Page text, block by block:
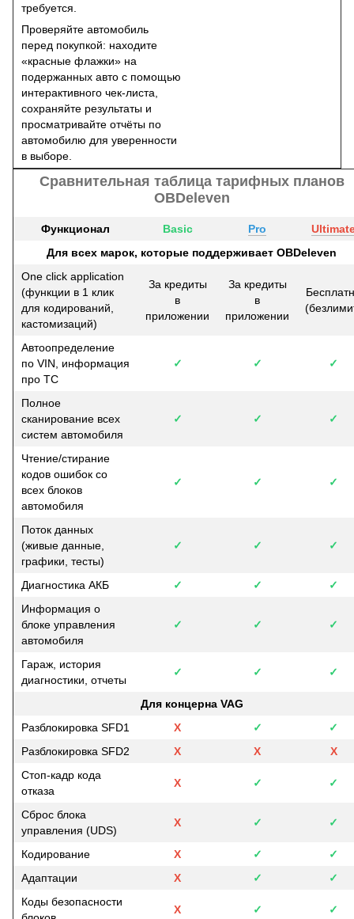
требуется.
Проверяйте автомобиль
перед покупкой: находите
«красные флажки» на
подержанных авто с помощью
интерактивного чек-листа,
сохраняйте результаты и
просматривайте отчёты по
автомобилю для уверенности
в выборе.
Сравнительная таблица тарифных планов
OBDeleven
Функционал Basic Pro
Для всех марок, которые поддерживает OBDeleven
One click application
(функции в 1 клик
для кодирований,
кастомизаций)
За кредиты
в
приложении
За кредиты
в
приложении
Автоопределение
по VIN, информация
про ТС
✓ ✓ ✓
Полное
сканирование всех
систем автомобиля
✓ ✓ ✓
Чтение/стирание
кодов ошибок со
всех блоков
автомобиля
✓ ✓ ✓
Поток данных
(живые данные,
графики, тесты)
✓ ✓ ✓
Диагностика АКБ ✓ ✓
✓
Информация о
блоке управления
автомобиля
✓ ✓ ✓
Гараж, история
диагностики, отчеты
✓ ✓ ✓
Для концерна VAG
Разблокировка SFD1
Х ✓
✓
Разблокировка SFD2
Х Х
Х
Стоп-кадр кода
отказа
Х ✓ ✓
Сброс блока
управления (UDS)
Х ✓ ✓
Кодирование Х ✓
✓
Адаптации
Х ✓
✓
Коды безопасности
Х ✓ ✓